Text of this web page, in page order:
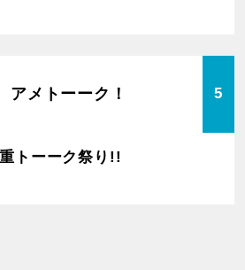
アメトーーク！ 5
トーーク祭り!!